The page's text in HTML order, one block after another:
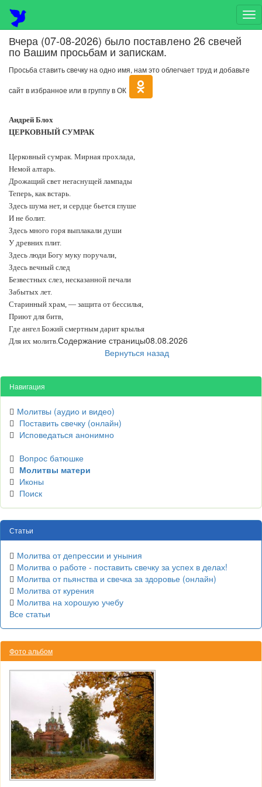
Вчера (07-08-2026) было поставлено 26 свечей
по Вашим просьбам и запискам.
Просьба ставить свечку на одно имя, нам это облегчает труд и добавьте
сайт в избранное или в группу в ОК
Андрей Блох
ЦЕРКОВНЫЙ СУМРАК
Церковный сумрак. Мирная прохлада,
Немой алтарь.
Дрожащий свет негаснущей лампады
Теперь, как встарь.
Здесь шума нет, и сердце бьется глуше
И не болит.
Здесь много горя выплакали души
У древних плит.
Здесь люди Богу муку поручали,
Здесь вечный след
Безвестных слез, несказанной печали
Забытых лет.
Старинный храм, — защита от бессилья,
Приют для битв,
Где ангел Божий смертным дарит крылья
Для их молитв.Содержание страницы08.08.2026
Вернуться назад
Навигация
Молитвы (аудио и видео)
Поставить свечку (онлайн)
Исповедаться анонимно
Вопрос батюшке
Молитвы матери
Иконы
Поиск
Статьи
Молитва от депрессии и уныния
Молитва о работе - поставить свечку за успех в делах!
Молитва от пьянства и свечка за здоровье (онлайн)
Молитва от курения
Молитва на хорошую учебу
Все статьи
Фото альбом